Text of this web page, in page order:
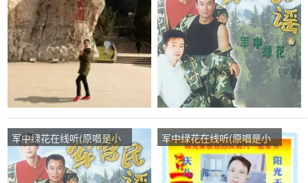
太和县旧址……演唱点
播:33次
演唱点播:14次
军中绿花在线听(原唱是小
曾)，开心才是目的演唱点
播:48次
军中绿花在线听(原唱是小
曾)，阳光艳姐主唱停币演
唱点播:1030次